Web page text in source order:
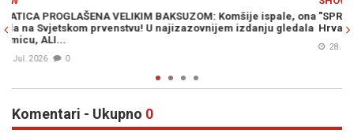
ona
gledala
"SPREMI SE": Najseksepilnija navijačica Vatrenih nakon
Hrvatske poslala poruku Ronaldu
Komentari - Ukupno 0